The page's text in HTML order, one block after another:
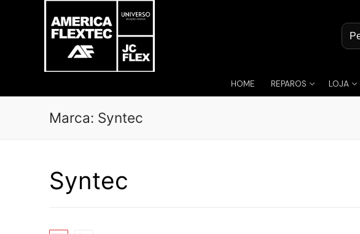
por:
HOME REPAROS LOJA
Marca: Syntec
Syntec